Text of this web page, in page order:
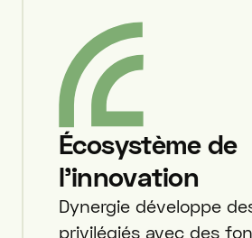
Écosystème de
l'innovation
Dynergie développe
privilégiés avec des